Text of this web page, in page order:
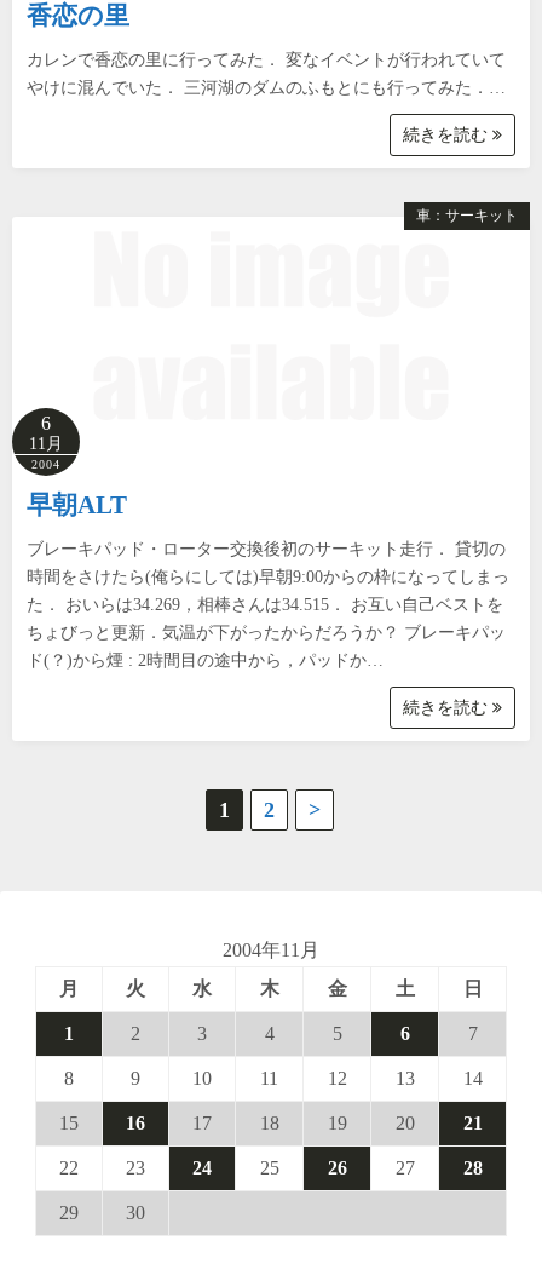
香恋の里
カレンで香恋の里に行ってみた． 変なイベントが行われていて
やけに混んでいた． 三河湖のダムのふもとにも行ってみた．…
続きを読む
車：サーキット
6
11月
2004
早朝ALT
ブレーキパッド・ローター交換後初のサーキット走行． 貸切の
時間をさけたら(俺らにしては)早朝9:00からの枠になってしまっ
た． おいらは34.269，相棒さんは34.515． お互い自己ベストを
ちょびっと更新．気温が下がったからだろうか？ ブレーキパッ
ド(？)から煙 : 2時間目の途中から，パッドか…
続きを読む
送
り
1 2 >
2004年11月
月
火 水 木 金 土 日
1 2 3 4 5 6 7
8 9 10 11 12 13 14
15 16 17 18 19 20 21
22 23 24 25 26 27 28
29 30